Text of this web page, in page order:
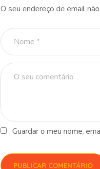
O seu endereço de email
Guardar o meu nome,